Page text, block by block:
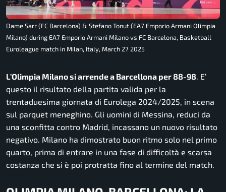
Dame Sarr (FC Barcelona) & Stefano Tonut (EA7 Emporio Armani Olimpia
Milano) during EA7 Emporio Armani Milano vs FC Barcelona, Basketball
Euroleague match in Milan, Italy, March 27 2025
L’Olimpia Milano si arrende a Barcellona per 88-98. E’
questo il risultato della partita valida per la
trentaduesima giornata di Eurolega 2024/2025, in scena
sul parquet meneghino. Gli uomini di Messina, reduci da
una sconfitta contro Madrid, incassano un nuovo risultato
negativo. Milano ha dimostrato buon ritmo solo nel primo
quarto, prima di entrare in una fase di difficoltà e scarsa
costanza che si è poi protratta fino al termine del match.